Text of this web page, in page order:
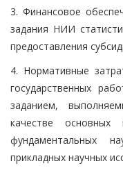
3. Финансовое
задания НИИ
предоставления
4. Нормативные
государственных
заданием,
качестве основных
фундаментальных
прикладных научных